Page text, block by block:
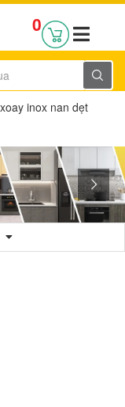
0
inox nan dẹt